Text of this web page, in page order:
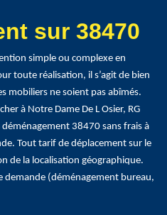
sur 38470
simple ou complexe en
toute réalisation, il s’agit de bien
mobiliers ne soient pas abîmés.
à Notre Dame De L Osier, RG
38470 sans frais à
Tout tarif de déplacement sur le
de la localisation géographique.
demande (déménagement bureau,